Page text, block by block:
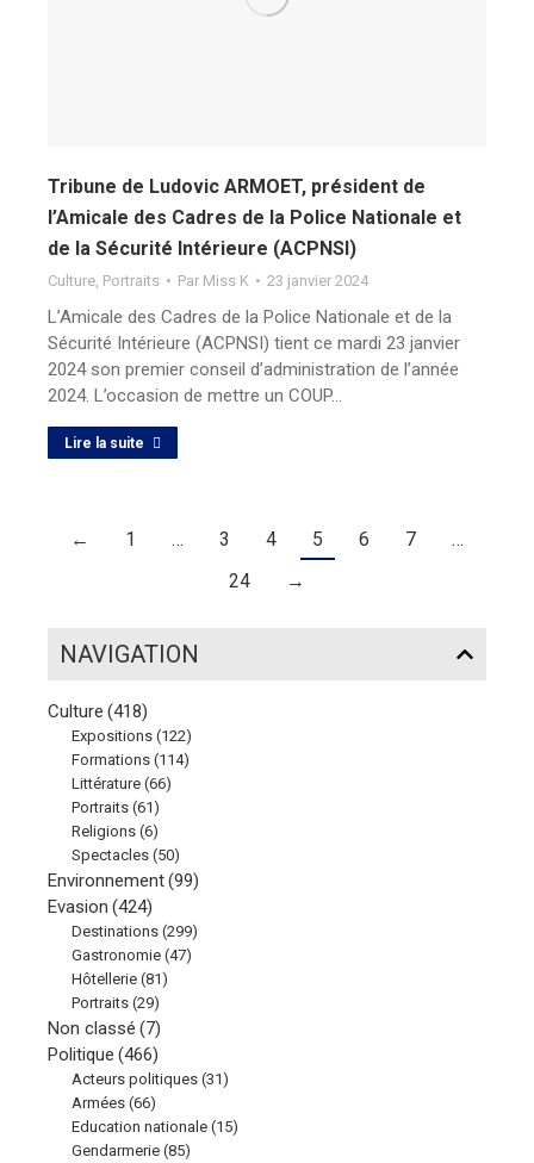
Tribune de Ludovic ARMOET, président de
l’Amicale des Cadres de la Police Nationale et
de la Sécurité Intérieure (ACPNSI)
Culture Portraits Par Miss K 23 janvier 2024
L’Amicale des Cadres de la Police Nationale et de la
Sécurité Intérieure (ACPNSI) tient ce mardi 23 janvier
2024 son premier conseil d’administration de l’année
2024. L’occasion de mettre un COUP…
Lire la suite
← 1 … 3 4 5 6 7
…
24
→
NAVIGATION
Culture (418)
Expositions (122)
Formations (114)
Littérature (66)
Portraits (61)
Religions (6)
Spectacles (50)
Environnement(99)
Evasion (424)
Destinations (299)
Gastronomie (47)
Hôtellerie (81)
Portraits (29)
Non classé (7)
Politique (466)
Acteurs politiques (31)
Armées (66)
Education nationale (15)
Gendarmerie (85)